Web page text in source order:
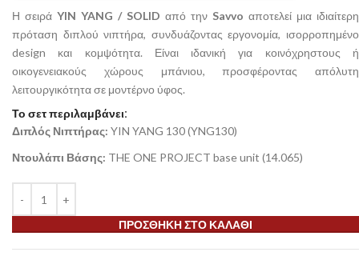
Η σειρά YIN YANG / SOLID από την Savvo αποτελεί μια ιδιαίτερη
πρόταση διπλού νιπτήρα, συνδυάζοντας εργονομία, ισορροπημένο
design και κομψότητα. Είναι ιδανική για κοινόχρηστους ή
οικογενειακούς χώρους μπάνιου, προσφέροντας απόλυτη
λειτουργικότητα σε μοντέρνο ύφος.
Το σετ περιλαμβάνει:
Διπλός Νιπτήρας: YIN YANG 130 (YNG130)
Ντουλάπι Βάσης: THE ONE PROJECT base unit (14.065)
ΠΡΟΣΘΉΚΗ ΣΤΟ ΚΑΛΆΘΙ